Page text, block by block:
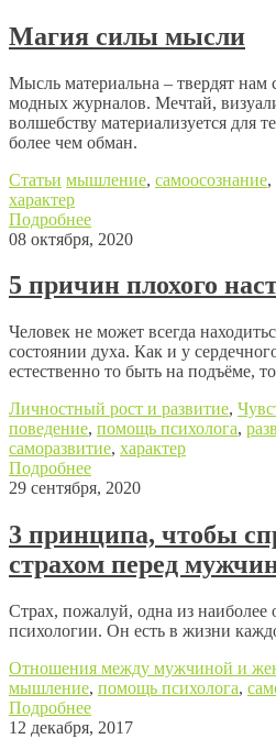
Магия силы мысли
Мысль материальна – твердят нам
модных журналов. Мечтай,
волшебству материализуется для
более чем обман.
Статьи мышление, самоосознание,
характер
Подробнее
08 октября, 2020
5 причин плохого
Человек не может всегда
состоянии духа. Как и у
естественно то быть на подъёме,
Личностный рост и развитие,
поведение, помощь психолога,
саморазвитие, характер
Подробнее
29 сентября, 2020
3 принципа, чтобы
страхом перед
Страх, пожалуй, одна из наиболее
психологии. Он есть в жизни
Отношения между мужчиной и
мышление, помощь психолога,
Подробнее
12 декабря, 2017